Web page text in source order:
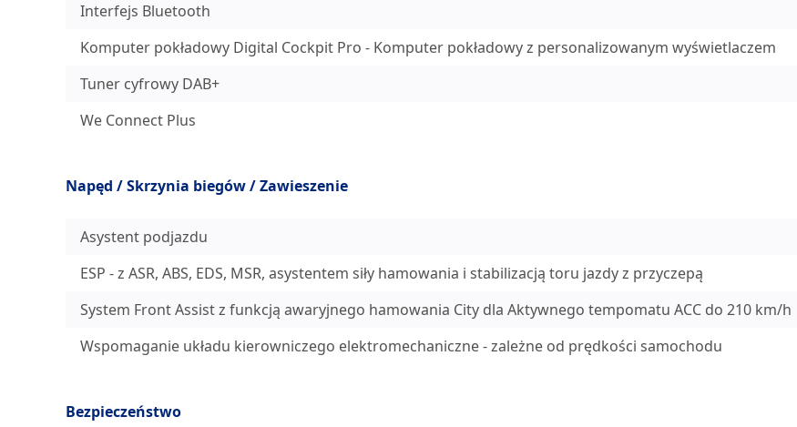
Interfejs Bluetooth
Komputer pokładowy Digital Cockpit Pro - Komputer pokładowy z personalizowanym wyświetlaczem
Tuner cyfrowy DAB+
We Connect Plus
Napęd / Skrzynia biegów / Zawieszenie
Asystent podjazdu
ESP - z ASR, ABS, EDS, MSR, asystentem siły hamowania i stabilizacją toru jazdy z przyczepą
System Front Assist z funkcją awaryjnego hamowania City dla Aktywnego tempomatu ACC do 210 km/h
Wspomaganie układu kierowniczego elektromechaniczne - zależne od prędkości samochodu
Bezpieczeństwo